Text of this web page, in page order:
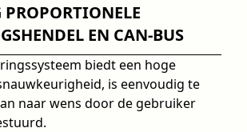
EN CAN-BUS
biedt een hoge
is eenvoudig te
naar wens door de gebruiker